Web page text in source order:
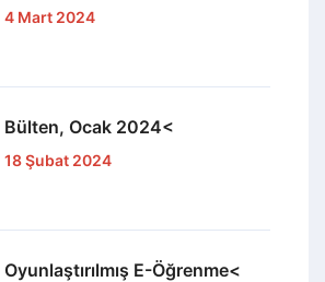
4 Mart 2024
Bülten, Ocak 2024<
18 Şubat 2024
Oyunlaştırılmış E-Öğrenme<